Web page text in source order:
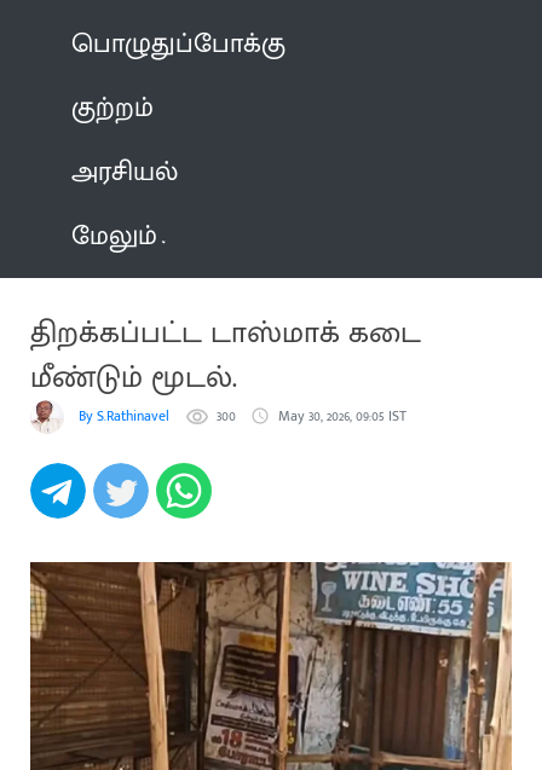
பொழுதுப்போக்கு
குற்றம்
அரசியல்
மேலும்
திறக்கப்பட்ட டாஸ்மாக் கடை
மீண்டும் மூடல்.
By S.Rathinavel 300 May 30, 2026, 09:05 IST